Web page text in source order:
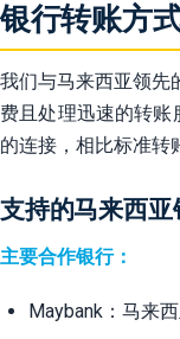
银行转账方
我们与马来西亚领先
费且处理迅速的转账
的连接，相比标准转
支持的马来西亚
主要合作银行：
Maybank：马来